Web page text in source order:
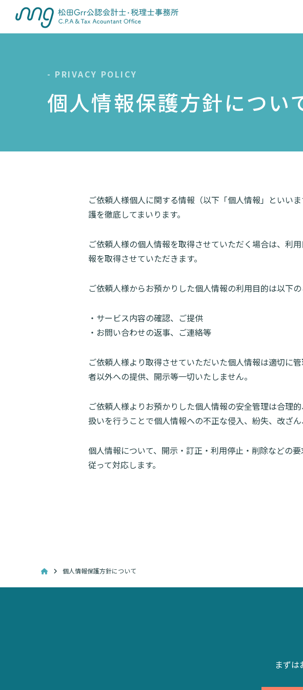
- PRIVACY POLICY
個人情報保護方針につい
ご依頼人様個人に関する情報（以下「個人情報」といい
護を徹底してまいります。
ご依頼人様の個人情報を取得させていただく場合は、利
報を取得させていただきます。
ご依頼人様からお預かりした個人情報の利用目的は以下の
サービス内容の確認、ご提供
お問い合わせの返事、ご連絡等
ご依頼人様より取得させていただいた個人情報は適切に
者以外への提供、開示等一切いたしません。
ご依頼人様よりお預かりした個人情報の安全管理は合理
扱いを行うことで個人情報への不正な侵入、紛失、改ざん
個人情報について、開示・訂正・利用停止・削除などの
従って対応します。
個人情報保護方針について
まず